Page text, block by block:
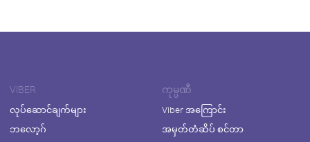
VIBER
လုပ်ဆောင်ချက်များ
ဘလော့ဂ်
ကုမ္ပဏီ
Viber အကြောင်း
အမှတ်တံဆိပ် စင်တာ